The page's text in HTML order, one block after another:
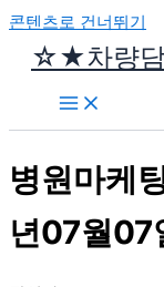
콘텐츠로 건너뛰기
☆★차량
병원마케
년07월07